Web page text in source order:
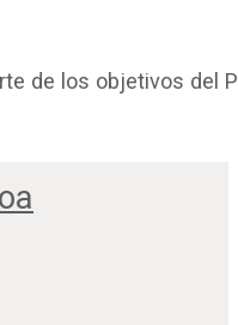
de los objetivos del